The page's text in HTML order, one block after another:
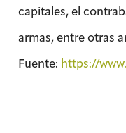
capitales, el
armas, entre otras
Fuente: https://